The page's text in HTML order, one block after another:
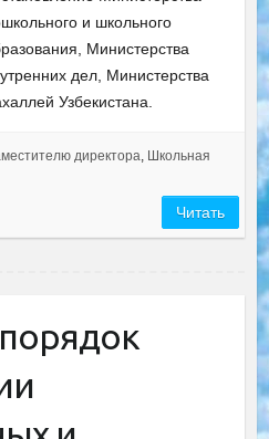
и школьного
Министерства
дел, Министерства
Узбекистана.
директора, Школьная
Читать